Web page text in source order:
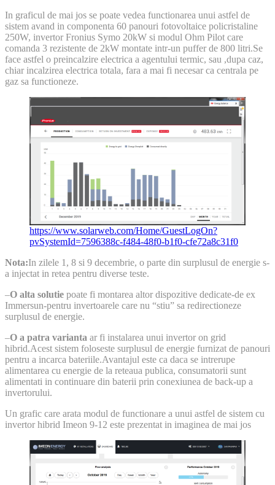
In graficul de mai jos se poate vedea functionarea unui astfel de
sistem avand in componenta 60 panouri fotovoltaice policristaline
250W, invertor Fronius Symo 20kW si modul Ohm Pilot care
comanda 3 rezistente de 2kW montate intr-un puffer de 800 litri.Se
face astfel o preincalzire electrica a agentului termic, sau ,dupa caz,
chiar incalzirea electrica totala, fara a mai fi necesar ca centrala pe
gaz sa functioneze.
https://www.solarweb.com/Home/GuestLogOn?
pvSystemId=7596388c-f484-48f0-b1f0-cfe72a8c31f0
Nota:In zilele 1, 8 si 9 decembrie, o parte din surplusul de energie s-
a injectat in retea pentru diverse teste.
–O alta solutie poate fi montarea altor dispozitive dedicate-de ex
Immersun-pentru invertoarele care nu “stiu” sa redirectioneze
surplusul de energie.
–O a patra varianta ar fi instalarea unui invertor on grid
hibrid.Acest sistem foloseste surplusul de energie furnizat de panouri
pentru a incarca bateriile.Avantajul este ca daca se intrerupe
alimentarea cu energie de la reteaua publica, consumatorii sunt
alimentati in continuare din baterii prin conexiunea de back-up a
invertorului.
Un grafic care arata modul de functionare a unui astfel de sistem cu
invertor hibrid Imeon 9-12 este prezentat in imaginea de mai jos